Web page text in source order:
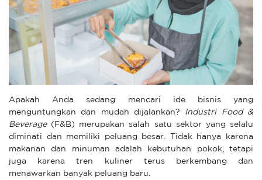
Apakah Anda sedang mencari ide bisnis yang
menguntungkan dan mudah dijalankan? Industri Food &
Beverage(F&B) merupakan salah satu sektor yang selalu
diminati dan memiliki peluang besar. Tidak hanya karena
makanan dan minuman adalah kebutuhan pokok, tetapi
juga karena tren kuliner terus berkembang dan
menawarkan banyak peluang baru.